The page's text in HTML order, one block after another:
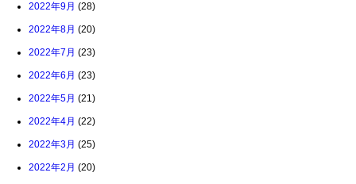
2022年9月 (28)
2022年8月 (20)
2022年7月 (23)
2022年6月 (23)
2022年5月 (21)
2022年4月 (22)
2022年3月 (25)
2022年2月 (20)